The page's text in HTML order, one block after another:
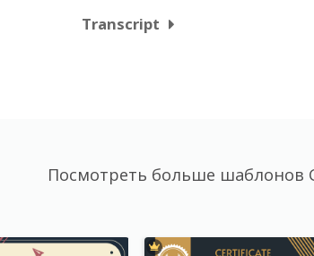
Transcript
Посмотреть больше шаблонов